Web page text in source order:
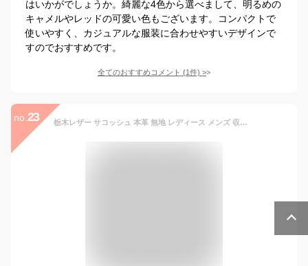
はいかがでしょうか。綺麗な4色から選べまして、明るめの
キャメルやレッドの可愛い色もございます。コンパクトで
使いやすく、カジュアルな服装に合わせやすいデザインで
すのでおすすめです。
全てのおすすめコメント (1件) >
no. 23 栃木レザー サコッシュ 本革 無地 レディース メンズ 収納 レザー 革 カバン 鞄 ショルダー バッグ 斜めがけ シンプル ナチュラル メール便送料無料